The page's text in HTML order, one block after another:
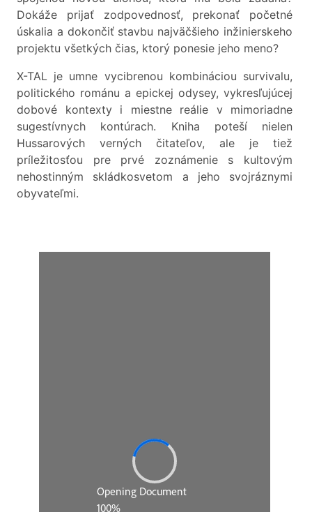
Dokáže prijať zodpovednosť, prekonať početné
úskalia a dokončiť stavbu najväčšieho inžinierskeho
projektu všetkých čias, ktorý ponesie jeho meno?
X-TAL je umne vycibrenou kombináciou survivalu,
politického románu a epickej odysey, vykresľujúcej
dobové kontexty i miestne reálie v mimoriadne
sugestívnych kontúrach. Kniha poteší nielen
Hussarových verných čitateľov, ale je tiež
príležitosťou pre prvé zoznámenie s kultovým
nehostinným skládkosvetom a jeho svojráznymi
obyvateľmi.